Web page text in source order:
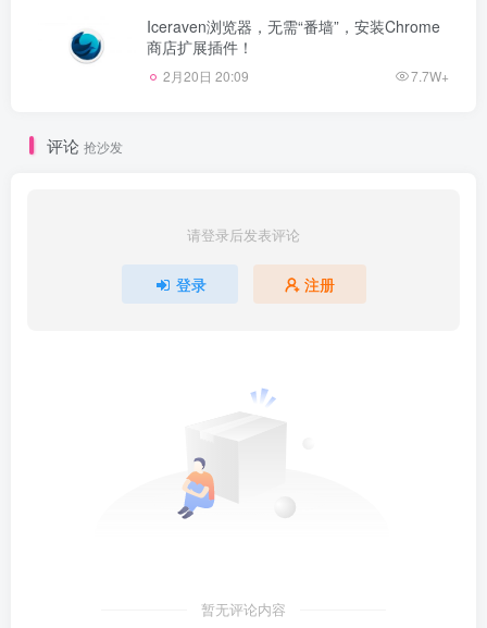
Iceraven浏览器，无需“番墙”，安装Chrome
商店扩展插件！
2月20日 20:09 7.7W+
评论 抢沙发
请登录后发表评论
登录 注册
暂无评论内容